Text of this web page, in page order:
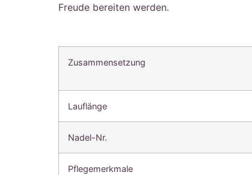
Freude bereiten werden.
Zusammensetzung
Lauflänge
Nadel-Nr.
Pflegemerkmale